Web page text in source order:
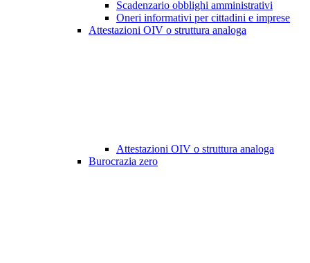
Scadenzario obblighi amministrativi
Oneri informativi per cittadini e imprese
Attestazioni OIV o struttura analoga
Attestazioni OIV o struttura analoga
Burocrazia zero